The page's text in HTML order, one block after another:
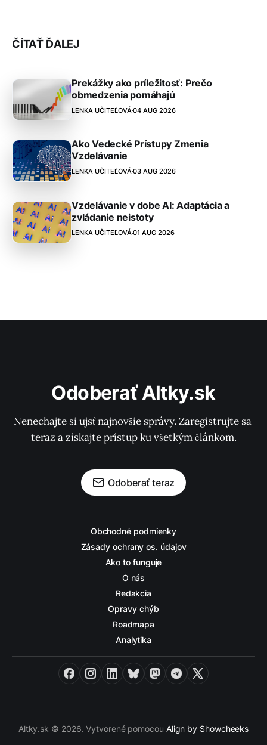
ČÍTAŤ ĎALEJ
Prekážky ako príležitosť: Prečo
obmedzenia pomáhajú
LENKA UČITEĽOVÁ04 AUG 2026
Ako Vedecké Prístupy Zmenia
Vzdelávanie
LENKA UČITEĽOVÁ03 AUG 2026
Vzdelávanie v dobe AI: Adaptácia a
zvládanie neistoty
LENKA UČITEĽOVÁ01 AUG 2026
Odoberať Altky.sk
Nenechajte si ujsť najnovšie správy. Zaregistrujte sa
teraz a získajte prístup ku všetkým článkom.
Odoberať teraz
Obchodné podmienky
Zásady ochrany os. údajov
Ako to funguje
O nás
Redakcia
Opravy chýb
Roadmapa
Analytika
FacebookInstagramLinkedInBlueskyMastodon
Telegram
X
Altky.sk © 2026. Vytvorené pomocou Align by Showcheeks